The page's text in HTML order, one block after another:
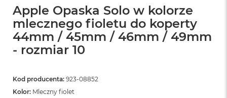
Apple Opaska Solo w kolorze
mlecznego fioletu do koperty
44mm / 45mm / 46mm / 49mm
- rozmiar 10
Kod producenta: 923-08852
Kolor: Mleczny fiolet